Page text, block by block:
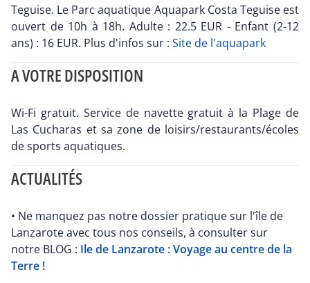
Teguise. Le Parc aquatique Aquapark Costa Teguise est
ouvert de 10h à 18h. Adulte : 22.5 EUR - Enfant (2-12
ans) : 16 EUR. Plus d'infos sur : Site de l'aquapark
A VOTRE DISPOSITION
Wi-Fi gratuit. Service de navette gratuit à la Plage de
Las Cucharas et sa zone de loisirs/restaurants/écoles
de sports aquatiques.
ACTUALITÉS
• Ne manquez pas notre dossier pratique sur l'île de
Lanzarote avec tous nos conseils, à consulter sur
notre BLOG : Ile de Lanzarote : Voyage au centre de la
Terre !